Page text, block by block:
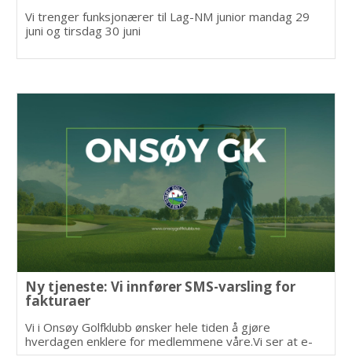
Vi trenger funksjonærer til Lag-NM junior mandag 29
juni og tirsdag 30 juni
Ny tjeneste: Vi innfører SMS-varsling for
fakturaer
Vi i Onsøy Golfklubb ønsker hele tiden å gjøre
hverdagen enklere for medlemmene våre.Vi ser at e-
poster med fakturaer og betalingspåminnelser